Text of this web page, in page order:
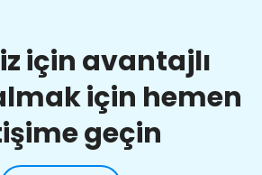
için avantajlı
için hemen
geçin